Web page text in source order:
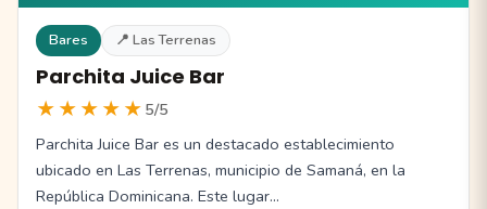
Bares 📍 Las Terrenas
Parchita Juice Bar
★★★★★ 5/5
Parchita Juice Bar es un destacado establecimiento
ubicado en Las Terrenas, municipio de Samaná, en la
República Dominicana. Este lugar…